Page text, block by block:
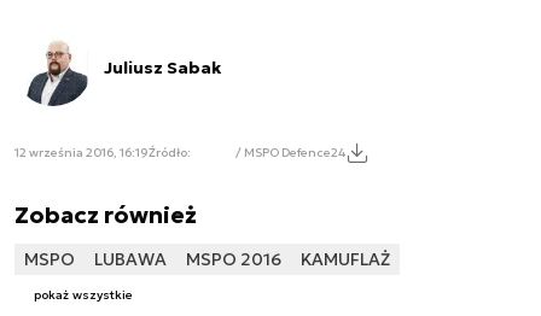
Juliusz Sabak
12 września 2016, 16:19Źródło: / MSPO Defence24
Zobacz również
MSPO LUBAWA MSPO 2016 KAMUFLAŻ
pokaż wszystkie